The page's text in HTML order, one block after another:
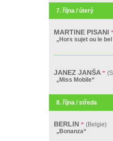
7. října / úterý
MARTINE PISANI
„Hors sujet ou le
JANEZ JANŠA »
„Miss Mobile“
8. října / středa
BERLIN » (Belgie)
„Bonanza“